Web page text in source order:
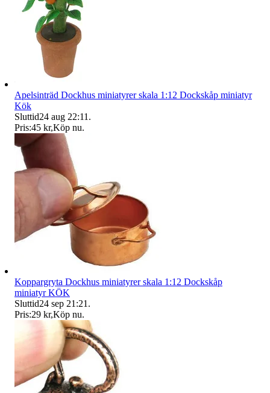
Apelsinträd Dockhus miniatyrer skala 1:12 Dockskåp miniatyr
Kök
Sluttid24 aug 22:11 .
Pris:45 kr,Köp nu.
Koppargryta Dockhus miniatyrer skala 1:12 Dockskåp
miniatyr KÖK
Sluttid24 sep 21:21 .
Pris:29 kr,Köp nu.